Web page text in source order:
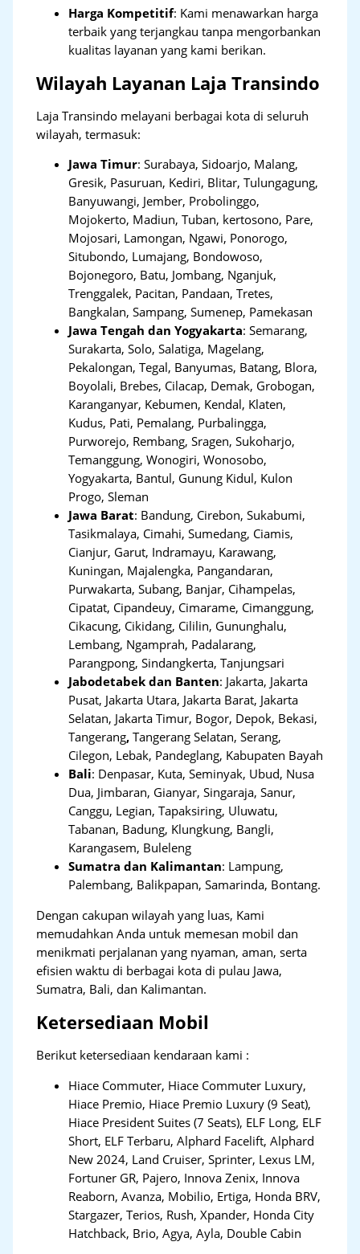
Harga Kompetitif: Kami menawarkan harga
terbaik yang terjangkau tanpa mengorbankan
kualitas layanan yang kami berikan.
Wilayah Layanan Laja Transindo
Laja Transindo melayani berbagai kota di seluruh
wilayah, termasuk:
Jawa Timur:Surabaya, Sidoarjo, Malang,
Gresik, Pasuruan, Kediri, Blitar, Tulungagung,
Banyuwangi, Jember, Probolinggo,
Mojokerto, Madiun, Tuban, kertosono, Pare,
Mojosari, Lamongan, Ngawi, Ponorogo,
Situbondo, Lumajang, Bondowoso,
Bojonegoro, Batu, Jombang, Nganjuk,
Trenggalek, Pacitan, Pandaan, Tretes,
Bangkalan, Sampang, Sumenep, Pamekasan
Jawa Tengah dan Yogyakarta:Semarang,
Surakarta, Solo, Salatiga, Magelang,
Pekalongan, Tegal, Banyumas, Batang, Blora,
Boyolali, Brebes, Cilacap, Demak, Grobogan,
Karanganyar, Kebumen, Kendal, Klaten,
Kudus, Pati, Pemalang, Purbalingga,
Purworejo, Rembang, Sragen, Sukoharjo,
Temanggung, Wonogiri, Wonosobo,
Yogyakarta, Bantul, Gunung Kidul, Kulon
Progo, Sleman
Jawa Barat: Bandung, Cirebon, Sukabumi,
Tasikmalaya, Cimahi, Sumedang, Ciamis,
Cianjur, Garut, Indramayu, Karawang,
Kuningan, Majalengka, Pangandaran,
Purwakarta, Subang, Banjar, Cihampelas,
Cipatat, Cipandeuy, Cimarame, Cimanggung,
Cikacung, Cikidang, Cililin, Gununghalu,
Lembang, Ngamprah, Padalarang,
Parangpong, Sindangkerta, Tanjungsari
Jabodetabek dan Banten: Jakarta, Jakarta
Pusat, Jakarta Utara, Jakarta Barat, Jakarta
Selatan, Jakarta Timur, Bogor, Depok, Bekasi,
Tangerang,Tangerang Selatan, Serang,
Cilegon, Lebak, Pandeglang, Kabupaten Bayah
Bali: Denpasar, Kuta, Seminyak, Ubud, Nusa
Dua, Jimbaran, Gianyar, Singaraja, Sanur,
Canggu, Legian, Tapaksiring, Uluwatu,
Tabanan, Badung, Klungkung, Bangli,
Karangasem, Buleleng
Sumatra dan Kalimantan: Lampung,
Palembang, Balikpapan, Samarinda, Bontang.
Dengan cakupan wilayah yang luas, Kami
memudahkan Anda untuk memesan mobil dan
menikmati perjalanan yang nyaman, aman, serta
efisien waktu di berbagai kota di pulau Jawa,
Sumatra, Bali, dan Kalimantan.
Ketersediaan Mobil
Berikut ketersediaan kendaraan kami :
Hiace Commuter, Hiace Commuter Luxury,
Hiace Premio, Hiace Premio Luxury (9 Seat),
Hiace President Suites (7 Seats), ELF Long, ELF
Short, ELF Terbaru, Alphard Facelift, Alphard
New 2024, Land Cruiser, Sprinter, Lexus LM,
Fortuner GR, Pajero, Innova Zenix, Innova
Reaborn, Avanza, Mobilio, Ertiga, Honda BRV,
Stargazer, Terios, Rush, Xpander, Honda City
Hatchback, Brio, Agya, Ayla, Double Cabin